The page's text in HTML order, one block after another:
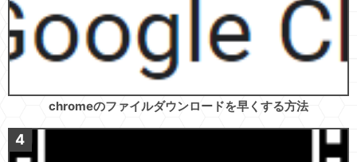
chromeのファイルダウンロードを早くする方法